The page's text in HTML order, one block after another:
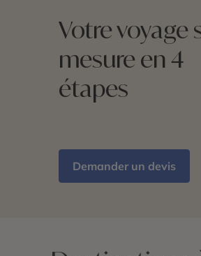
Votre voyage
mesure en 4
étapes
Demander un devis